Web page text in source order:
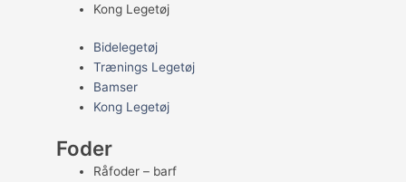
Kong Legetøj
Bidelegetøj
Trænings Legetøj
Bamser
Kong Legetøj
Foder
Råfoder – barf